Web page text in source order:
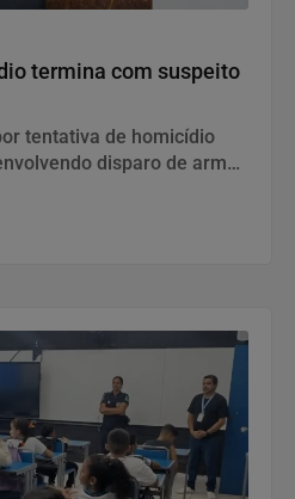
termina com suspeito
tentativa de homicídio
disparo de arma